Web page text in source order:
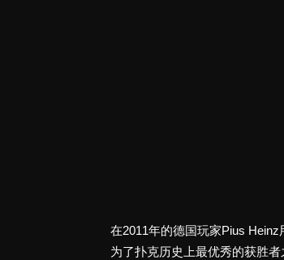
在2011年的德国玩家Pius
为了扑克历史上最优秀的获胜